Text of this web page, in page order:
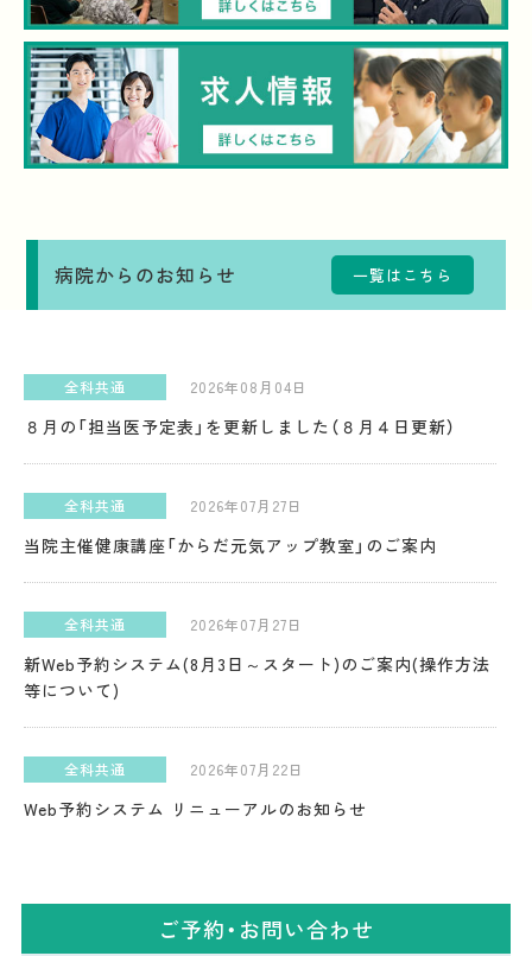
病院からのお知らせ 一覧はこちら
全科共通 2026年08月04日
８月の「担当医予定表」を更新しました（８月４日更新）
全科共通 2026年07月27日
当院主催健康講座「からだ元気アップ教室」のご案内
全科共通 2026年07月27日
新Web予約システム(8月3日～スタート)のご案内(操作方法
等について)
全科共通 2026年07月22日
Web予約システム リニューアルのお知らせ
ご予約・お問い合わせ